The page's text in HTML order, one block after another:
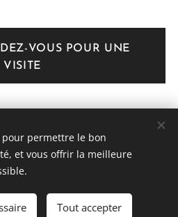
VOUS POUR UNE
VISITE
Jevoumont - 0466 31 02 55 -
Cookies
pour permettre le bon
et vous offrir la meilleure
Tout accepter